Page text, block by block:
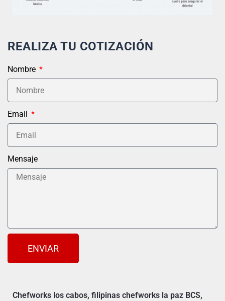
REALIZA TU COTIZACIÓN
Nombre
Email
Mensaje
ENVIAR
Chefworks los cabos, filipinas chefworks la paz BCS,